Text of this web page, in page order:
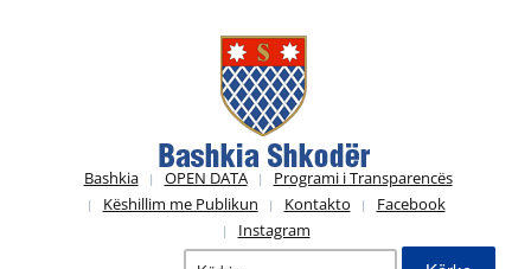
Bashkia OPEN DATA
Programi i Transparencës
Këshillim me Publikun
Kontakto
Facebook
Instagram
Kërko